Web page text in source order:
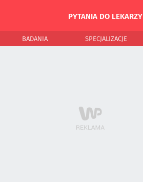
PYTANIA DO LEKARZY
BADANIA SPECJALIZACJE